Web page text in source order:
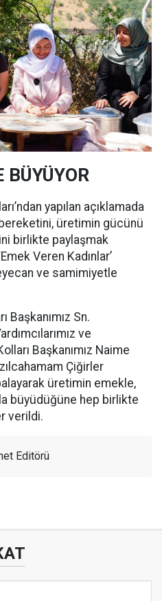
BÜYÜYOR
yapılan açıklamada
üretimin gücünü
birlikte paylaşmak
Veren Kadınlar’
ve samimiyetle
Başkanımız Sn.
ve
Başkanımız Naime
Çiğirler
üretimin emekle,
büyüdüğüne hep birlikte
verildi.
Editörü